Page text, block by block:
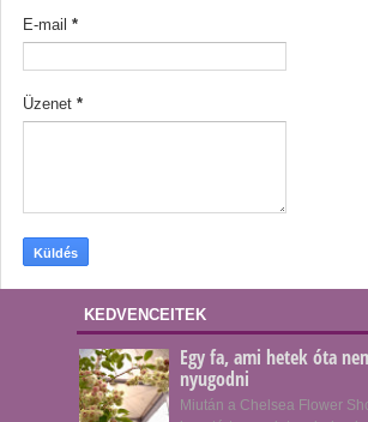
E-mail *
Üzenet *
KEDVENCEITEK
Egy fa, ami hetek óta
nyugodni
Miután a Chelsea Flower